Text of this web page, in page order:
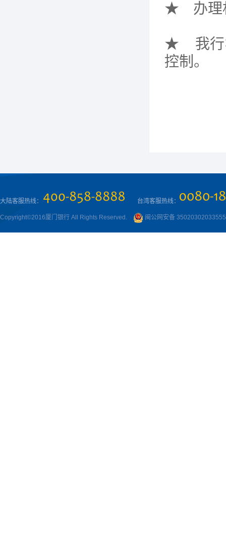
★ 办
★ 我
控制。
大陆客服热线： 台湾客服热线：
Copyright©2016厦门银行 All Rights Reserved. 闽公网安备